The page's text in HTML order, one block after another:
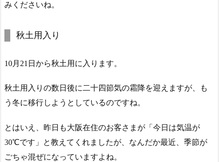
みくださいね。
秋土用入り
10月21日から秋土用に入ります。
秋土用入りの数日後に二十四節気の霜降を迎えますが、も
う冬に移行しようとしているのですね。
とはいえ、昨日も大阪在住のお客さまが「今日は気温が
30℃です」と教えてくれましたが、なんだか最近、季節が
ごちゃ混ぜになっていますよね。